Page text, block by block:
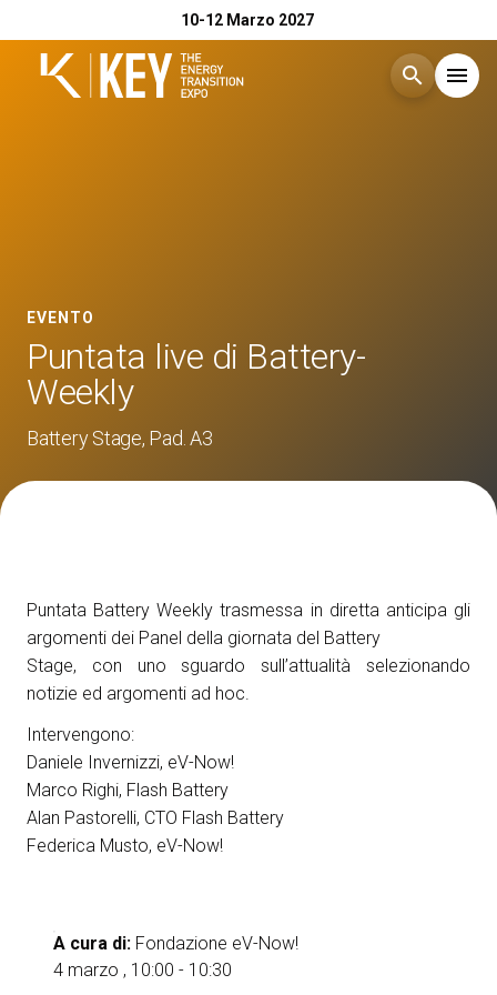
10-12 Marzo 2027
search menu
Catalogo Espositori 2026
Eventi
Prenota il tuo spazio
EVENTO
Puntata live di Battery-
Weekly
Battery Stage, Pad. A3
Puntata Battery Weekly trasmessa in diretta anticipa gli
argomenti dei Panel della giornata del Battery
Stage, con uno sguardo sull’attualità selezionando
notizie ed argomenti ad hoc.
Intervengono:
Daniele Invernizzi, eV-Now!
Marco Righi, Flash Battery
Alan Pastorelli, CTO Flash Battery
Federica Musto, eV-Now!
A cura di: Fondazione eV-Now!
4 marzo , 10:00 - 10:30